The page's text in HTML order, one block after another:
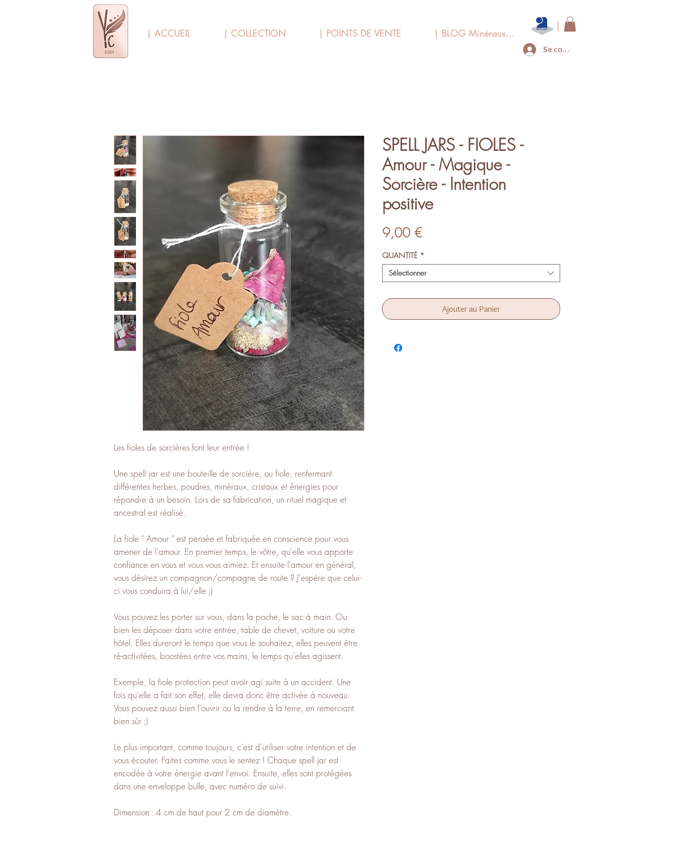
| ACCUEIL | COLLECTION | POINTS DE VENTE | BLOG Minéraux...
Se connecter
Les fioles de sorcières font leur entrée !
Une spell jar est une bouteille de sorcière, ou fiole, renfermant
différentes herbes, poudres, minéraux, cristaux et énergies pour
répondre à un besoin. Lors de sa fabrication, un rituel magique et
ancestral est réalisé.
La fiole " Amour " est pensée et fabriquée en conscience pour vous
amener de l'amour. En premier temps, le vôtre, qu'elle vous apporte
confiance en vous et vous vous aimiez. Et ensuite l'amour en général,
vous désirez un compagnon/compagne de route ? J'espère que celui-
ci vous conduira à lui/elle ;)
Vous pouvez les porter sur vous, dans la poche, le sac à main. Ou
bien les déposer dans votre entrée, table de chevet, voiture ou votre
hôtel. Elles dureront le temps que vous le souhaitez, elles peuvent être
ré-activitées, boostées entre vos mains, le temps qu'elles agissent.
Exemple, la fiole protection peut avoir agi suite à un accident. Une
fois qu'elle a fait son effet, elle devra donc être activée à nouveau.
Vous pouvez aussi bien l'ouvrir ou la rendre à la terre, en remerciant
bien sûr ;)
Le plus important, comme toujours, c'est d'utiliser votre intention et de
vous écouter. Faites comme vous le sentez ! Chaque spell jar est
encodée à votre énergie avant l'envoi. Ensuite, elles sont protégées
dans une enveloppe bulle, avec numéro de suivi.
Dimension : 4 cm de haut pour 2 cm de diamètre.
SPELL JARS - FIOLES -
Amour - Magique -
Sorcière - Intention
positive
9,00 €Prix
QUANTITÉ *
Sélectionner
Ajouter au Panier